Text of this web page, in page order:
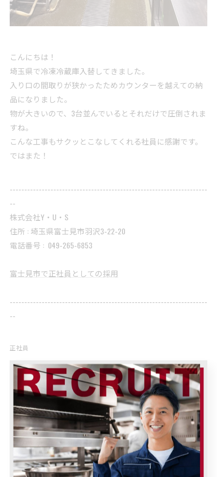
こんにちは！
埼玉県で冷凍冷蔵庫入替してきました。
入り口の間取りが狭かったためカウンターを越えての納
品になりました。
物が大きいので、3台並んでいるとそれだけで圧倒されま
すね。
こんな工事もサクッとこなしてくれる社員に感謝です。
ではまた！
--------------------------------------------------------------------
--
株式会社Y・U・S
住所 : 埼玉県富士見市羽沢3-22-20
電話番号 : 049-265-6853
富士見市で正社員としての採用
--------------------------------------------------------------------
--
正社員
< 前のページ 一覧に戻る 次のページ >
関連タグ
#業務用冷蔵庫 #富士見市 #飲食